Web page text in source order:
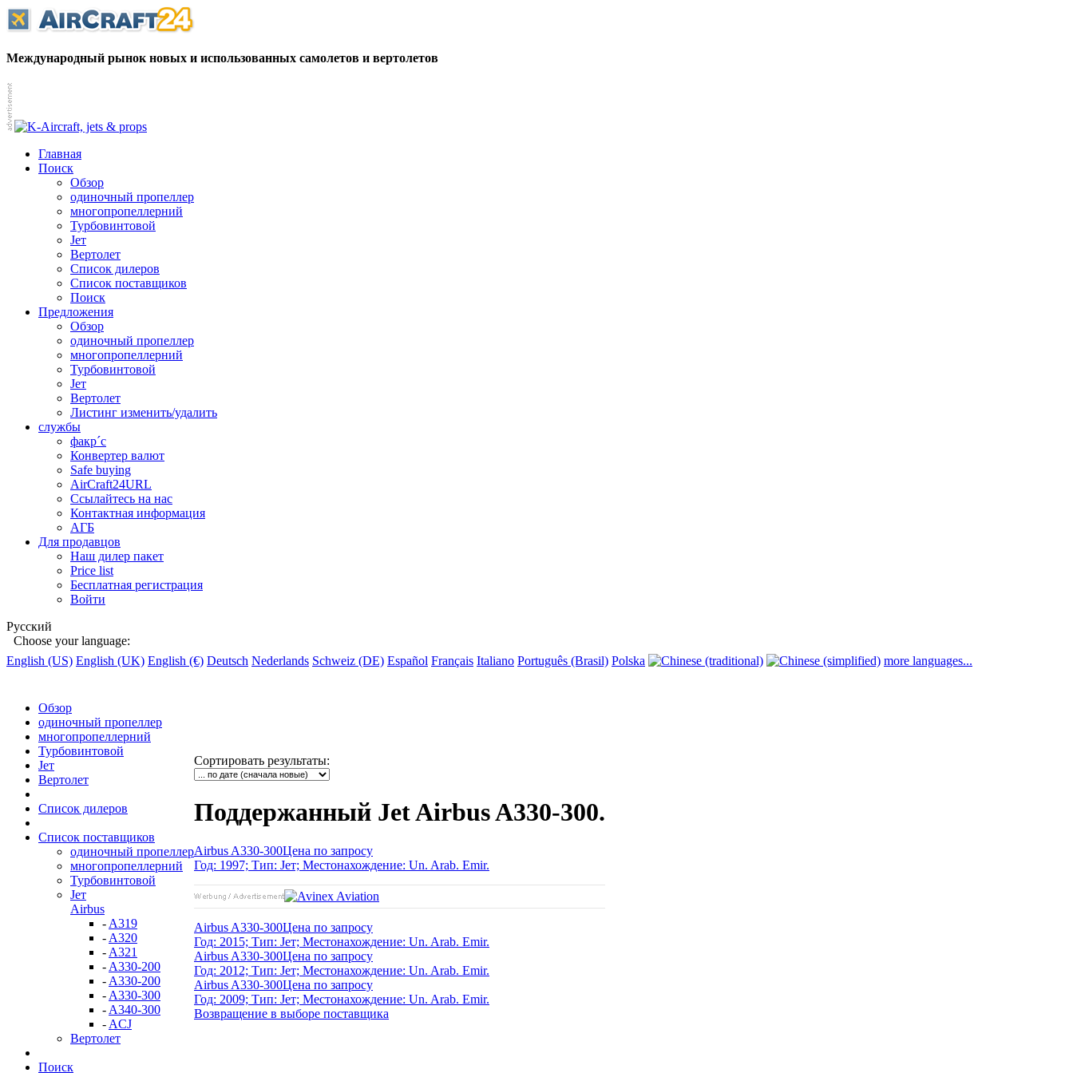
Международный рынок новых и использованных самолетов и вертолетов
Главная
Поиск
Обзор
одиночный пропеллер
многопропеллерний
Турбовинтовой
Jет
Вертолет
Список дилеров
Список поставщиков
Поиск
Предложения
Обзор
одиночный пропеллер
многопропеллерний
Турбовинтовой
Jет
Вертолет
Листинг изменить/удалить
службы
факр´c
Конвертер валют
Safe buying
AirCraft24URL
Ссылайтесь на нас
Контактная информация
АГБ
Для продавцов
Наш дилер пакет
Price list
Бесплатная регистрация
Войти
Русский
Choose your language:
English (US) English (UK) English (€) Deutsch Nederlands Schweiz (DE) Español Français Italiano Português (Brasil) Polska more languages...
Обзор
одиночный пропеллер
многопропеллерний
Турбовинтовой
Jет
Вертолет
Список дилеров
Список поставщиков
одиночный пропеллер
многопропеллерний
Турбовинтовой
Jет
Airbus
- A319
- A320
- A321
- A330-200
- A330-200
- A330-300
- A340-300
- ACJ
Вертолет
Поиск
Сортировать результаты:
Поддержанный Jet Airbus A330-300.
Airbus A330-300Цена по запросу
Год: 1997; Тип: Jет; Местонахождение: Un. Arab. Emir.
Airbus A330-300Цена по запросу
Год: 2015; Тип: Jет; Местонахождение: Un. Arab. Emir.
Airbus A330-300Цена по запросу
Год: 2012; Тип: Jет; Местонахождение: Un. Arab. Emir.
Airbus A330-300Цена по запросу
Год: 2009; Тип: Jет; Местонахождение: Un. Arab. Emir.
Возвращение в выборе поставщика